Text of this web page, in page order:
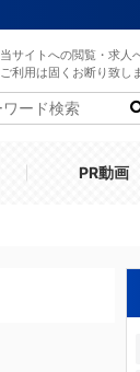
当サイトへの閲覧・求人
ご利用は固くお断り致し
PR動画